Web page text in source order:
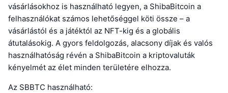
vásárlásokhoz is használható legyen, a ShibaBitcoin a
felhasználókat számos lehetőséggel köti össze – a
vásárlástól és a játéktól az NFT-kig és a globális
átutalásokig. A gyors feldolgozás, alacsony díjak és valós
használhatóság révén a ShibaBitcoin a kriptovaluták
kényelmét az élet minden területére elhozza.
Az SBBTC használható: